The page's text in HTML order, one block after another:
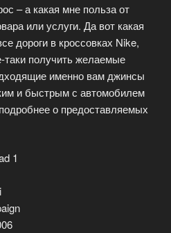
– а какая мне польза от
или услуги. Да вот какая
дороги в кроссовках Nike,
таки получить желаемые
именно вам джинсы
и быстрым с автомобилем
о предоставляемых
1